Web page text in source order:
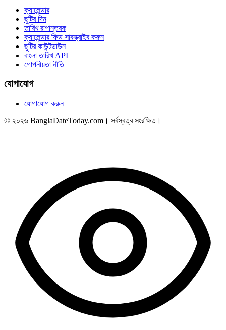
ক্যালেন্ডার
ছুটির দিন
তারিখ রূপান্তরক
ক্যালেন্ডার ফিড সাবস্ক্রাইব করুন
ছুটির কাউন্টডাউন
বাংলা তারিখ API
গোপনীয়তা নীতি
যোগাযোগ
যোগাযোগ করুন
© ২০২৬ BanglaDateToday.com। সর্বস্বত্ব সংরক্ষিত।